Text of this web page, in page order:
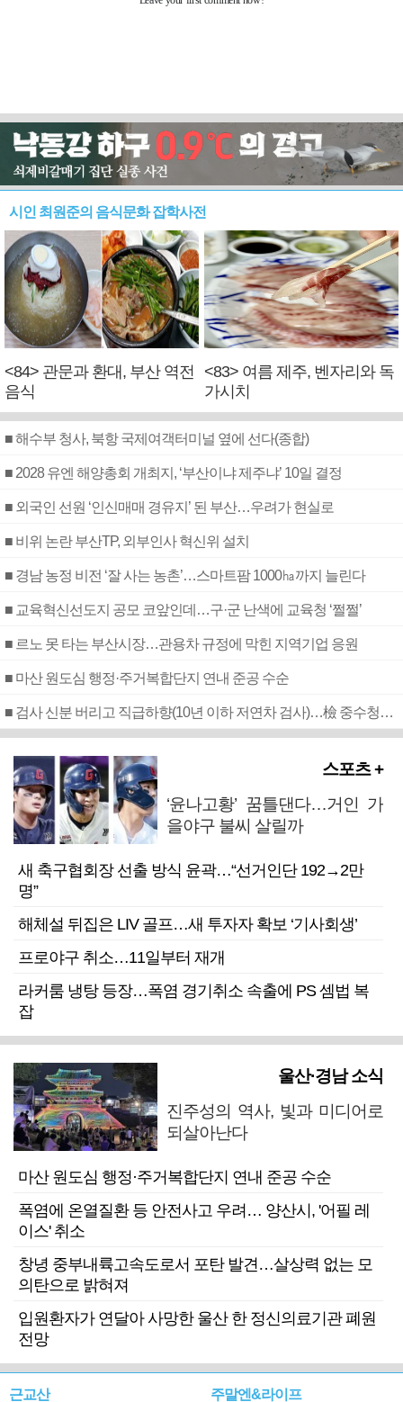
시인 최원준의 음식문화 잡학사전
<84> 관문과 환대, 부산 역전
음식
<83> 여름 제주, 벤자리와 독
가시치
■ 해수부 청사, 북항 국제여객터미널 옆에 선다(종합)
■ 2028 유엔 해양총회 개최지, ‘부산이냐 제주냐’ 10일 결정
■ 외국인 선원 ‘인신매매 경유지’ 된 부산…우려가 현실로
■ 비위 논란 부산TP, 외부인사 혁신위 설치
■ 경남 농정 비전 ‘잘 사는 농촌’…스마트팜 1000㏊까지 늘린다
■ 교육혁신선도지 공모 코앞인데…구·군 난색에 교육청 ‘쩔쩔’
■ 르노 못 타는 부산시장…관용차 규정에 막힌 지역기업 응원
■ 마산 원도심 행정·주거복합단지 연내 준공 수순
■ 검사 신분 버리고 직급하향(10년 이하 저연차 검사)…檢 중수청행 기피
스포츠 +
‘윤나고황’ 꿈틀댄다…거인 가
을야구 불씨 살릴까
새 축구협회장 선출 방식 윤곽…“선거인단 192→2만
명”
해체설 뒤집은 LIV 골프…새 투자자 확보 ‘기사회생’
프로야구 취소…11일부터 재개
라커룸 냉탕 등장…폭염 경기취소 속출에 PS 셈법 복
잡
울산·경남 소식
진주성의 역사, 빛과 미디어로
되살아난다
마산 원도심 행정·주거복합단지 연내 준공 수순
폭염에 온열질환 등 안전사고 우려… 양산시, '어필 레
이스' 취소
창녕 중부내륙고속도로서 포탄 발견…살상력 없는 모
의탄으로 밝혀져
입원환자가 연달아 사망한 울산 한 정신의료기관 폐원
전망
근교산 주말엔&라이프